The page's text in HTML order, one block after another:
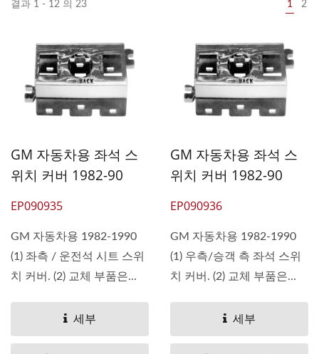
결과 1 - 12 의 23 1 2
GM 자동차용 좌석 스
위치 커버 1982-90
EP090935
GM 자동차용 1982-1990
(1) 좌측 / 운전석 시트 스위
치 커버. (2) 교체 부품은...
세부
GM 자동차용 좌석 스
위치 커버 1982-90
EP090936
GM 자동차용 1982-1990
(1) 우측/승객 측 좌석 스위
치 커버. (2) 교체 부품은...
세부